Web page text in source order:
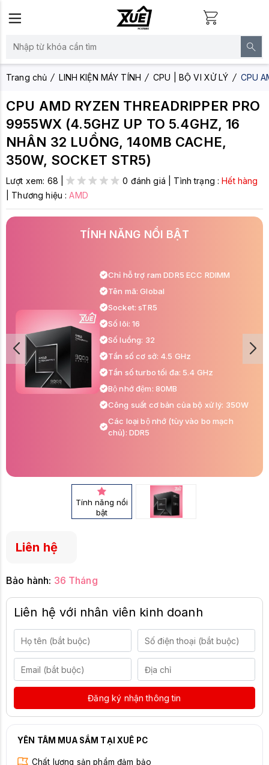
Trang chủ LINH KIỆN MÁY TÍNH CPU | BỘ VI XỬ LÝ CPU
CPU AMD RYZEN THREADRIPPER PRO
9955WX (4.5GHZ UP TO 5.4GHZ, 16
NHÂN 32 LUỒNG, 140MB CACHE,
350W, SOCKET STR5)
Lượt xem: 68 | 0 đánh giá Tình trạng :Hết hàng
Thương hiệu :AMD
TÍNH NĂNG NỔI BẬT
Chỉ hỗ trợ ram DDR5 ECC RDIMM
Tên mã: Global
Socket: sTR5
Số lõi: 16
Số luồng: 32
Tần số cơ sở: 4.5 GHz
Tần số turbo tối đa: 5.4 GHz
Bộ nhớ đệm: 80MB
Công suất cơ bản của bộ xử lý: 350W
Các loại bộ nhớ (tùy vào bo mạch
chủ): DDR5
Tính năng nổi
bật
Liên hệ
Bảo hành: 36 Tháng
Liên hệ với nhân viên kinh doanh
Đăng ký nhận thông tin
YÊN TÂM MUA SẮM TẠI XUÊ PC
Chất lượng sản phẩm đảm bảo